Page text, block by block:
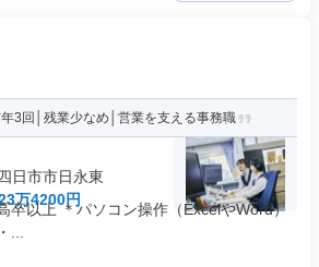
3回│残業少なめ│営業を支える事務職
日市市日永東
万4200円
卒以上 ＊パソコン操作（ExcelやWord）
...